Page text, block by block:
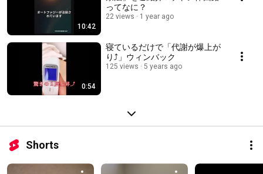
10:42
ってなに？
22 views 1 year ago
0:54
寝ているだけで「代謝が爆上が
り⤴」ウィンバック
125 views 5 years ago
Shorts